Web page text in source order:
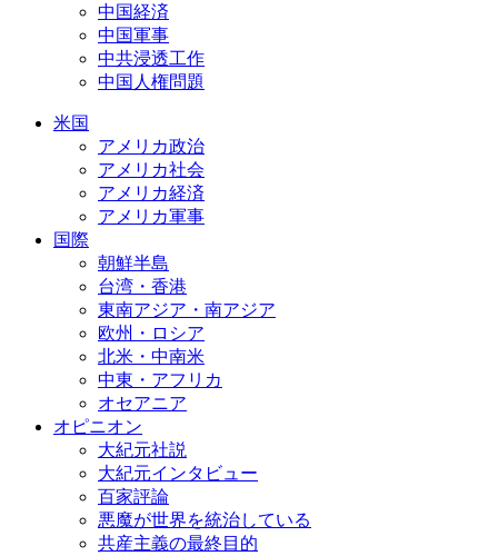
中国経済
中国軍事
中共浸透工作
中国人権問題
米国
アメリカ政治
アメリカ社会
アメリカ経済
アメリカ軍事
国際
朝鮮半島
台湾・香港
東南アジア・南アジア
欧州・ロシア
北米・中南米
中東・アフリカ
オセアニア
オピニオン
大紀元社説
大紀元インタビュー
百家評論
悪魔が世界を統治している
共産主義の最終目的